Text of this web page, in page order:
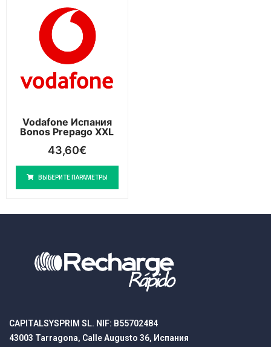
Vodafone Испания
Bonos Prepago XXL
43,60€
ВЫБЕРИТЕ ПАРАМЕТРЫ
CAPITALSYSPRIM SL. NIF: B55702484
43003 Tarragona, Calle Augusto 36, Испания